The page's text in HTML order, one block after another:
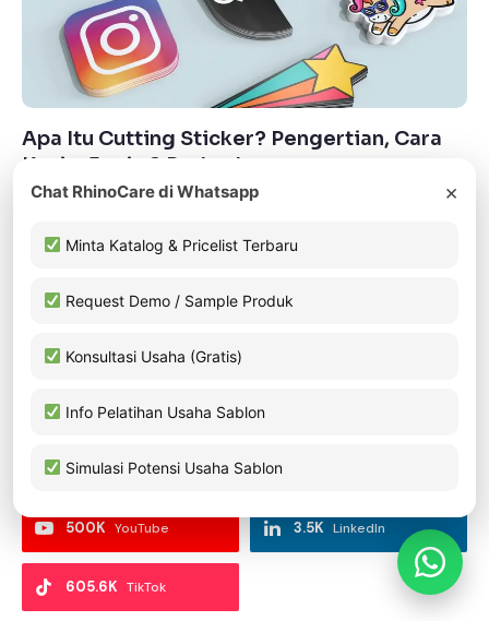
Apa Itu Cutting Sticker? Pengertian, Cara
Kerja, Jenis & Perbedaannya
July 30, 2026
Facebook
87K
YouTube
500K LinkedIn
3.5K
TikTok
605.6K
Chat RhinoCare di Whatsapp ×
Minta Katalog & Pricelist Terbaru
Request Demo / Sample Produk
Konsultasi Usaha (Gratis)
Info Pelatihan Usaha Sablon
Simulasi Potensi Usaha Sablon